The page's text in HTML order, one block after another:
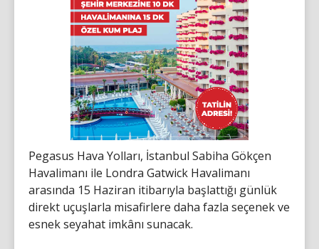
Pegasus Hava Yolları, İstanbul Sabiha Gökçen
Havalimanı ile Londra Gatwick Havalimanı
arasında 15 Haziran itibarıyla başlattığı günlük
direkt uçuşlarla misafirlere daha fazla seçenek ve
esnek seyahat imkânı sunacak.